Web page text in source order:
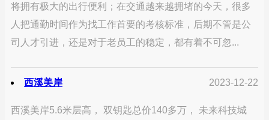
将拥有极大的出行便利；在交通越来越拥堵的今天，很多
人把通勤时间作为找工作首要的考核标准，后期不管是公
司人才引进，还是对于老员工的稳定，都有着不可忽...
西溪美岸 2023-12-22
西溪美岸5.6米层高， 双钥匙总价140多万， 未来科技城